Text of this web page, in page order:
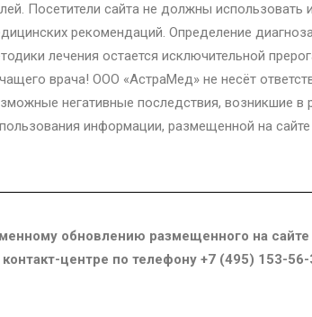
Посетители сайта не должны использовать
рекомендаций. Определение
лечения остается исключительной
врача! ООО «АстраМед» не несёт
негативные последствия, возникшие в
информации, размещенной на
обновлению размещенного на
центре по телефону +7 (495)